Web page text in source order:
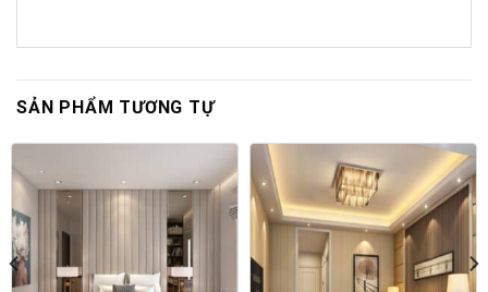
SẢN PHẨM TƯƠNG TỰ